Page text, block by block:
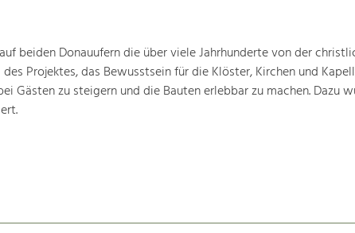
beiden Donauufern die über viele Jahrhunderte von der
Projektes, das Bewusstsein für die Klöster, Kirchen und
Gästen zu steigern und die Bauten erlebbar zu machen. Dazu